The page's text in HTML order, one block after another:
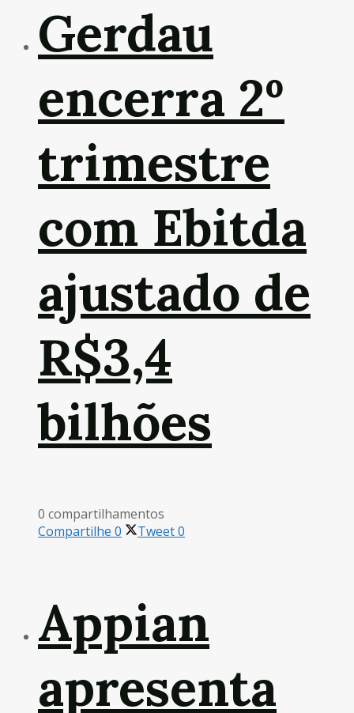
Gerdau
encerra 2º
trimestre
com Ebitda
ajustado de
R$3,4
bilhões
0 compartilhamentos
Compartilhe 0 Tweet0
Appian
apresenta